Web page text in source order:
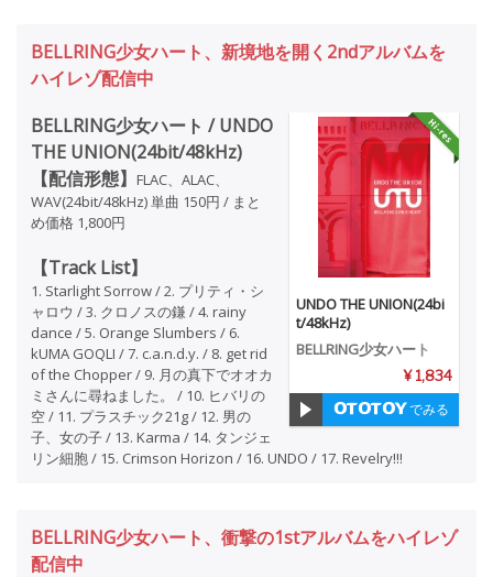
BELLRING少女ハート、新境地を開く2ndアルバムを
ハイレゾ配信中
UNDO THE UNION(24bi
t/48kHz)
BELLRING少女ハート
¥ 1,834
でみる
BELLRING少女ハート / UNDO
THE UNION(24bit/48kHz)
【配信形態】
FLAC、ALAC、
WAV(24bit/48kHz) 単曲 150円 / まと
め価格 1,800円
【Track List】
1. Starlight Sorrow / 2. プリティ・シ
ャロウ / 3. クロノスの鎌 / 4. rainy
dance / 5. Orange Slumbers / 6.
kUMA GOQLI / 7. c.a.n.d.y. / 8. get rid
of the Chopper / 9. 月の真下でオオカ
ミさんに尋ねました。 / 10. ヒバリの
空 / 11. プラスチック21g / 12. 男の
子、女の子 / 13. Karma / 14. タンジェ
リン細胞 / 15. Crimson Horizon / 16. UNDO / 17. Revelry!!!
BELLRING少女ハート、衝撃の1stアルバムをハイレゾ
配信中